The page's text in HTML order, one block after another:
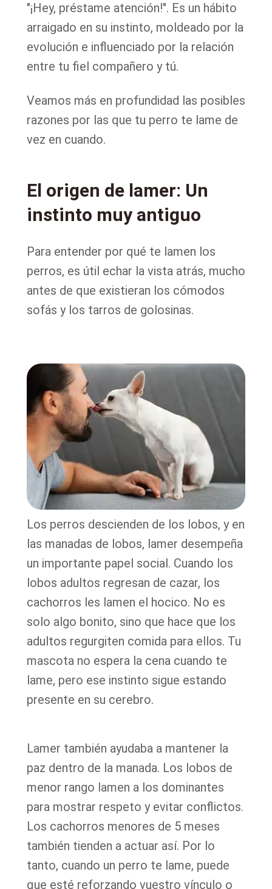
"¡Hey, préstame atención!". Es un hábito
arraigado en su instinto, moldeado por la
evolución e influenciado por la relación
entre tu fiel compañero y tú.
Veamos más en profundidad las posibles
razones por las que tu perro te lame de
vez en cuando.
El origen de lamer: Un
instinto muy antiguo
Para entender por qué te lamen los
perros, es útil echar la vista atrás, mucho
antes de que existieran los cómodos
sofás y los tarros de golosinas.
Los perros descienden de los lobos, y en
las manadas de lobos, lamer desempeña
un importante papel social. Cuando los
lobos adultos regresan de cazar, los
cachorros les lamen el hocico. No es
solo algo bonito, sino que hace que los
adultos regurgiten comida para ellos. Tu
mascota no espera la cena cuando te
lame, pero ese instinto sigue estando
presente en su cerebro.
Lamer también ayudaba a mantener la
paz dentro de la manada. Los lobos de
menor rango lamen a los dominantes
para mostrar respeto y evitar conflictos.
Los cachorros menores de 5 meses
también tienden a actuar así. Por lo
tanto, cuando un perro te lame, puede
que esté reforzando vuestro vínculo o